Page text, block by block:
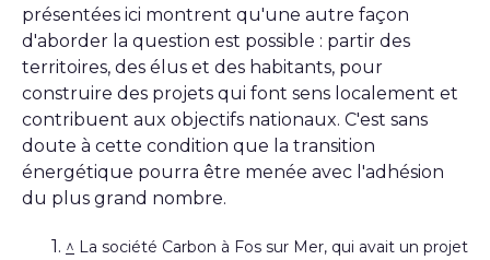
présentées ici montrent qu'une autre façon
d'aborder la question est possible : partir des
territoires, des élus et des habitants, pour
construire des projets qui font sens localement et
contribuent aux objectifs nationaux. C'est sans
doute à cette condition que la transition
énergétique pourra être menée avec l'adhésion
du plus grand nombre.
^ La société Carbon à Fos sur Mer, qui avait un projet